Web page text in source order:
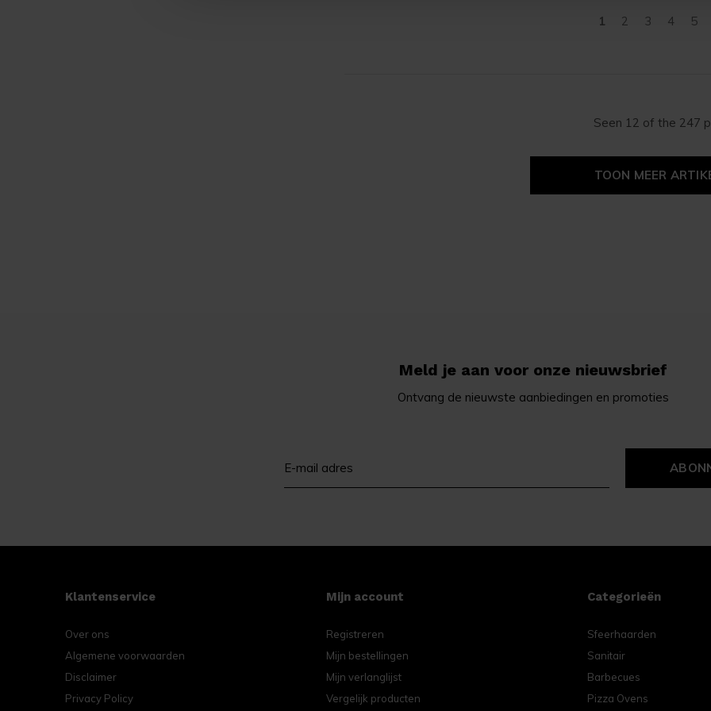
1 2 3 4 5
Seen 12 of the 247
TOON MEER
Meld je aan voor onze nieuwsbrief
Ontvang de nieuwste aanbiedingen en promoties
Klantenservice
Over ons
Algemene voorwaarden
Disclaimer
Privacy Policy
Mijn account
Registreren
Mijn bestellingen
Mijn verlanglijst
Vergelijk producten
Categorieën
Sfeerhaarden
Sanitair
Barbecues
Pizza Ovens